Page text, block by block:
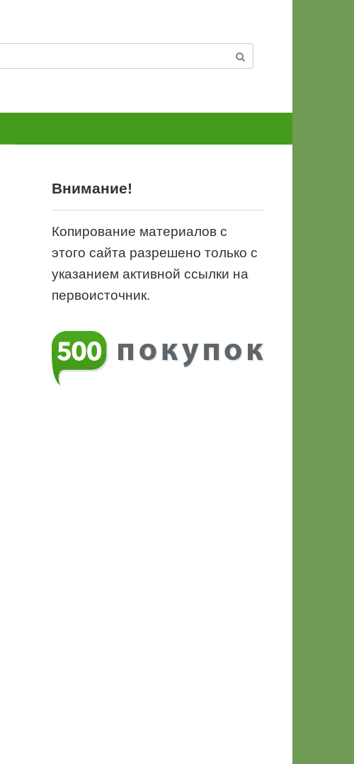
Внимание!
Копирование материалов с
этого сайта разрешено только с
указанием активной ссылки на
первоисточник.